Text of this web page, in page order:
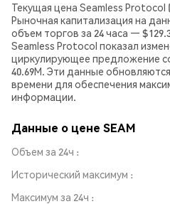
Текущая цена Seamless Protocol
Рыночная капитализация на
объем торгов за 24 часа —
Seamless Protocol показал
циркулирующее предложение
40.69M. Эти данные
времени для обеспечения
информации.
Данные о цене SEAM
Объем за 24ч
Исторический максимум
Максимум за 24ч